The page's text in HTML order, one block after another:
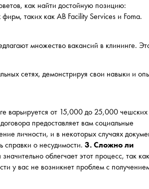
как найти достойную позицию:
таких как AB Facility Services и Foma.
множество вакансий в клининге.
сетях, демонстрируя свои навыки и
варьируется от 15,000 до 25,000 чешских
предоставляет вам социальные
личности, и в некоторых случаях
справки о несудимости.3. Сложно ли
облегчает этот процесс, так как
у вас не возникнет проблем с